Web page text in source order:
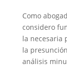
Como
considero
la necesaria
la
análisis